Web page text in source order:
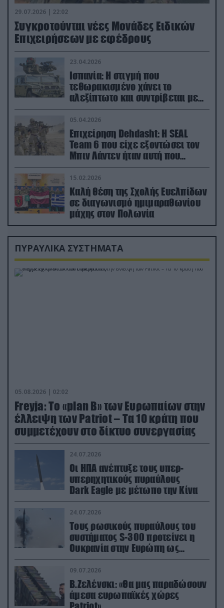
29.07.2026 | 22:02
Συγκροτούνται νέες Μονάδες Ειδικών
Επιχειρήσεων με εφέδρους
23.04.2026
Ισπανία: Η στιγμή που
τεθωρακισμένο χάνει το
αλεξίπτωτο και συντρίβεται με
ορμή στο έδαφος (βίντεο)
05.04.2026
Επιχείρηση Dehdasht: Η SEAL
Team 6 που είχε εξοντώσει τον
Μπιν Λάντεν ήταν αυτή που
διέσωσε τον πιλότο του F-15
15.02.2026
Καλή θέση της Σχολής Ευελπίδων
σε διαγωνισμό ημιμαραθωνίου
μάχης στον Πολωνία
ΠΥΡΑΥΛΙΚΑ ΣΥΣΤΗΜΑΤΑ
05.08.2026 | 02:02
Freyja: Το «plan Β» των Ευρωπαίων στην
έλλειψη των Patriot – Τα 10 κράτη που
συμμετέχουν στο δίκτυο συνεργασίας
24.07.2026
Οι ΗΠΑ ανέπτυξε τους υπερ-
υπερηχητικούς πυραύλους
Dark Eagle με μέτωπο την Κίνα
24.07.2026
Τους ρωσικούς πυραύλους του
συστήματος S-300 προτείνει η
Ουκρανία στην Ευρώπη ως
αντιβαλλιστικό σύστημα
09.07.2026
Β.Ζελένσκι: «Θα μας παραδώσουν
άμεσα ευρωπαϊκές χώρες